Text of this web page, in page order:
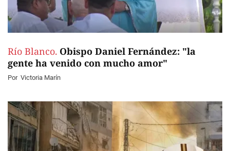
Río Blanco. Obispo Daniel Fernández: "la
gente ha venido con mucho amor"
Por Victoria Marín